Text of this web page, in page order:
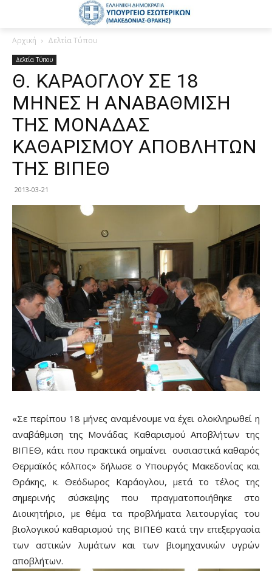
Αρχική Δελτία Τύπου
Δελτία Τύπου
Θ. ΚΑΡΑΟΓΛΟΥ ΣΕ 18
ΜΗΝΕΣ Η ΑΝΑΒΑΘΜΙΣΗ
ΤΗΣ ΜΟΝΑΔΑΣ
ΚΑΘΑΡΙΣΜΟΥ ΑΠΟΒΛΗΤΩΝ
ΤΗΣ ΒΙΠΕΘ
2013-03-21
«Σε περίπου 18 μήνες αναμένουμε να έχει ολοκληρωθεί η
αναβάθμιση της Μονάδας Καθαρισμού Αποβλήτων της
ΒΙΠΕΘ, κάτι που πρακτικά σημαίνει ουσιαστικά καθαρός
Θερμαϊκός κόλπος» δήλωσε ο Υπουργός Μακεδονίας και
Θράκης, κ. Θεόδωρος Καράογλου, μετά το τέλος της
σημερινής σύσκεψης που πραγματοποιήθηκε στο
Διοικητήριο, με θέμα τα προβλήματα λειτουργίας του
βιολογικού καθαρισμού της ΒΙΠΕΘ κατά την επεξεργασία
των αστικών λυμάτων και των βιομηχανικών υγρών
αποβλήτων.